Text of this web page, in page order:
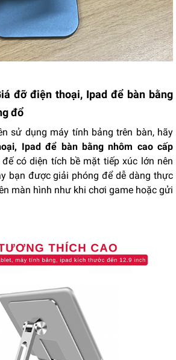
đỡ điện thoại, Ipad để bàn bằng
đổ
sử dụng máy tính bảng trên bàn, hãy
Ipad để bàn bằng nhôm cao cấp
có diện tích bề mặt tiếp xúc lớn nên
bạn được giải phóng để dễ dàng thực
màn hình như khi chơi game hoặc gửi